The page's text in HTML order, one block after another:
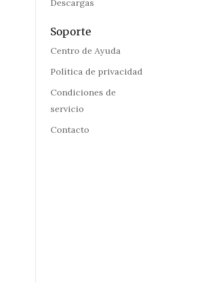
Descargas
Soporte
Centro de Ayuda
Política de privacidad
Condiciones de
servicio
Contacto